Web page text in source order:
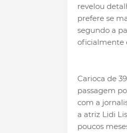
revelou
prefere se
segundo a
oficialmente
Carioca de
passagem
com a
a atriz Lidi
poucos